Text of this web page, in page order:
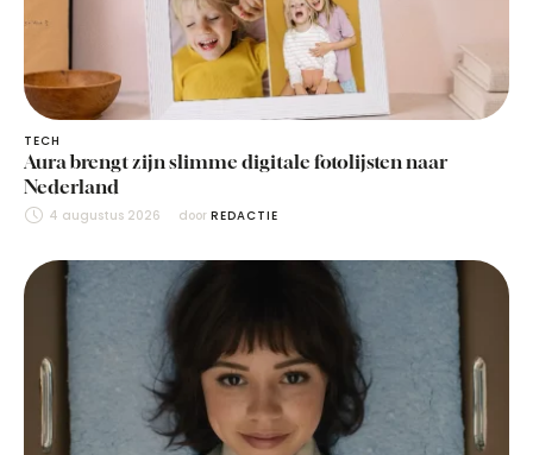
TECH
Aura brengt zijn slimme digitale fotolijsten naar
Nederland
4 augustus 2026 door REDACTIE